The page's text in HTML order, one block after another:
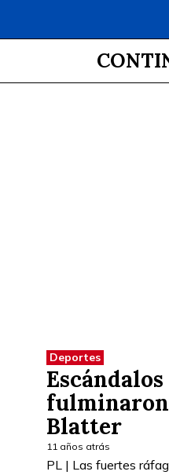
Deportes
Blatter
11 años atrás
PL | Las fuertes